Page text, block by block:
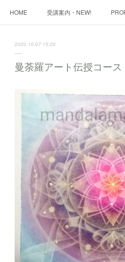
HOME 受講案内・NEW!
2020.10.07 15:26
曼荼羅アート伝授コース